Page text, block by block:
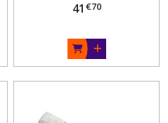
41 €70